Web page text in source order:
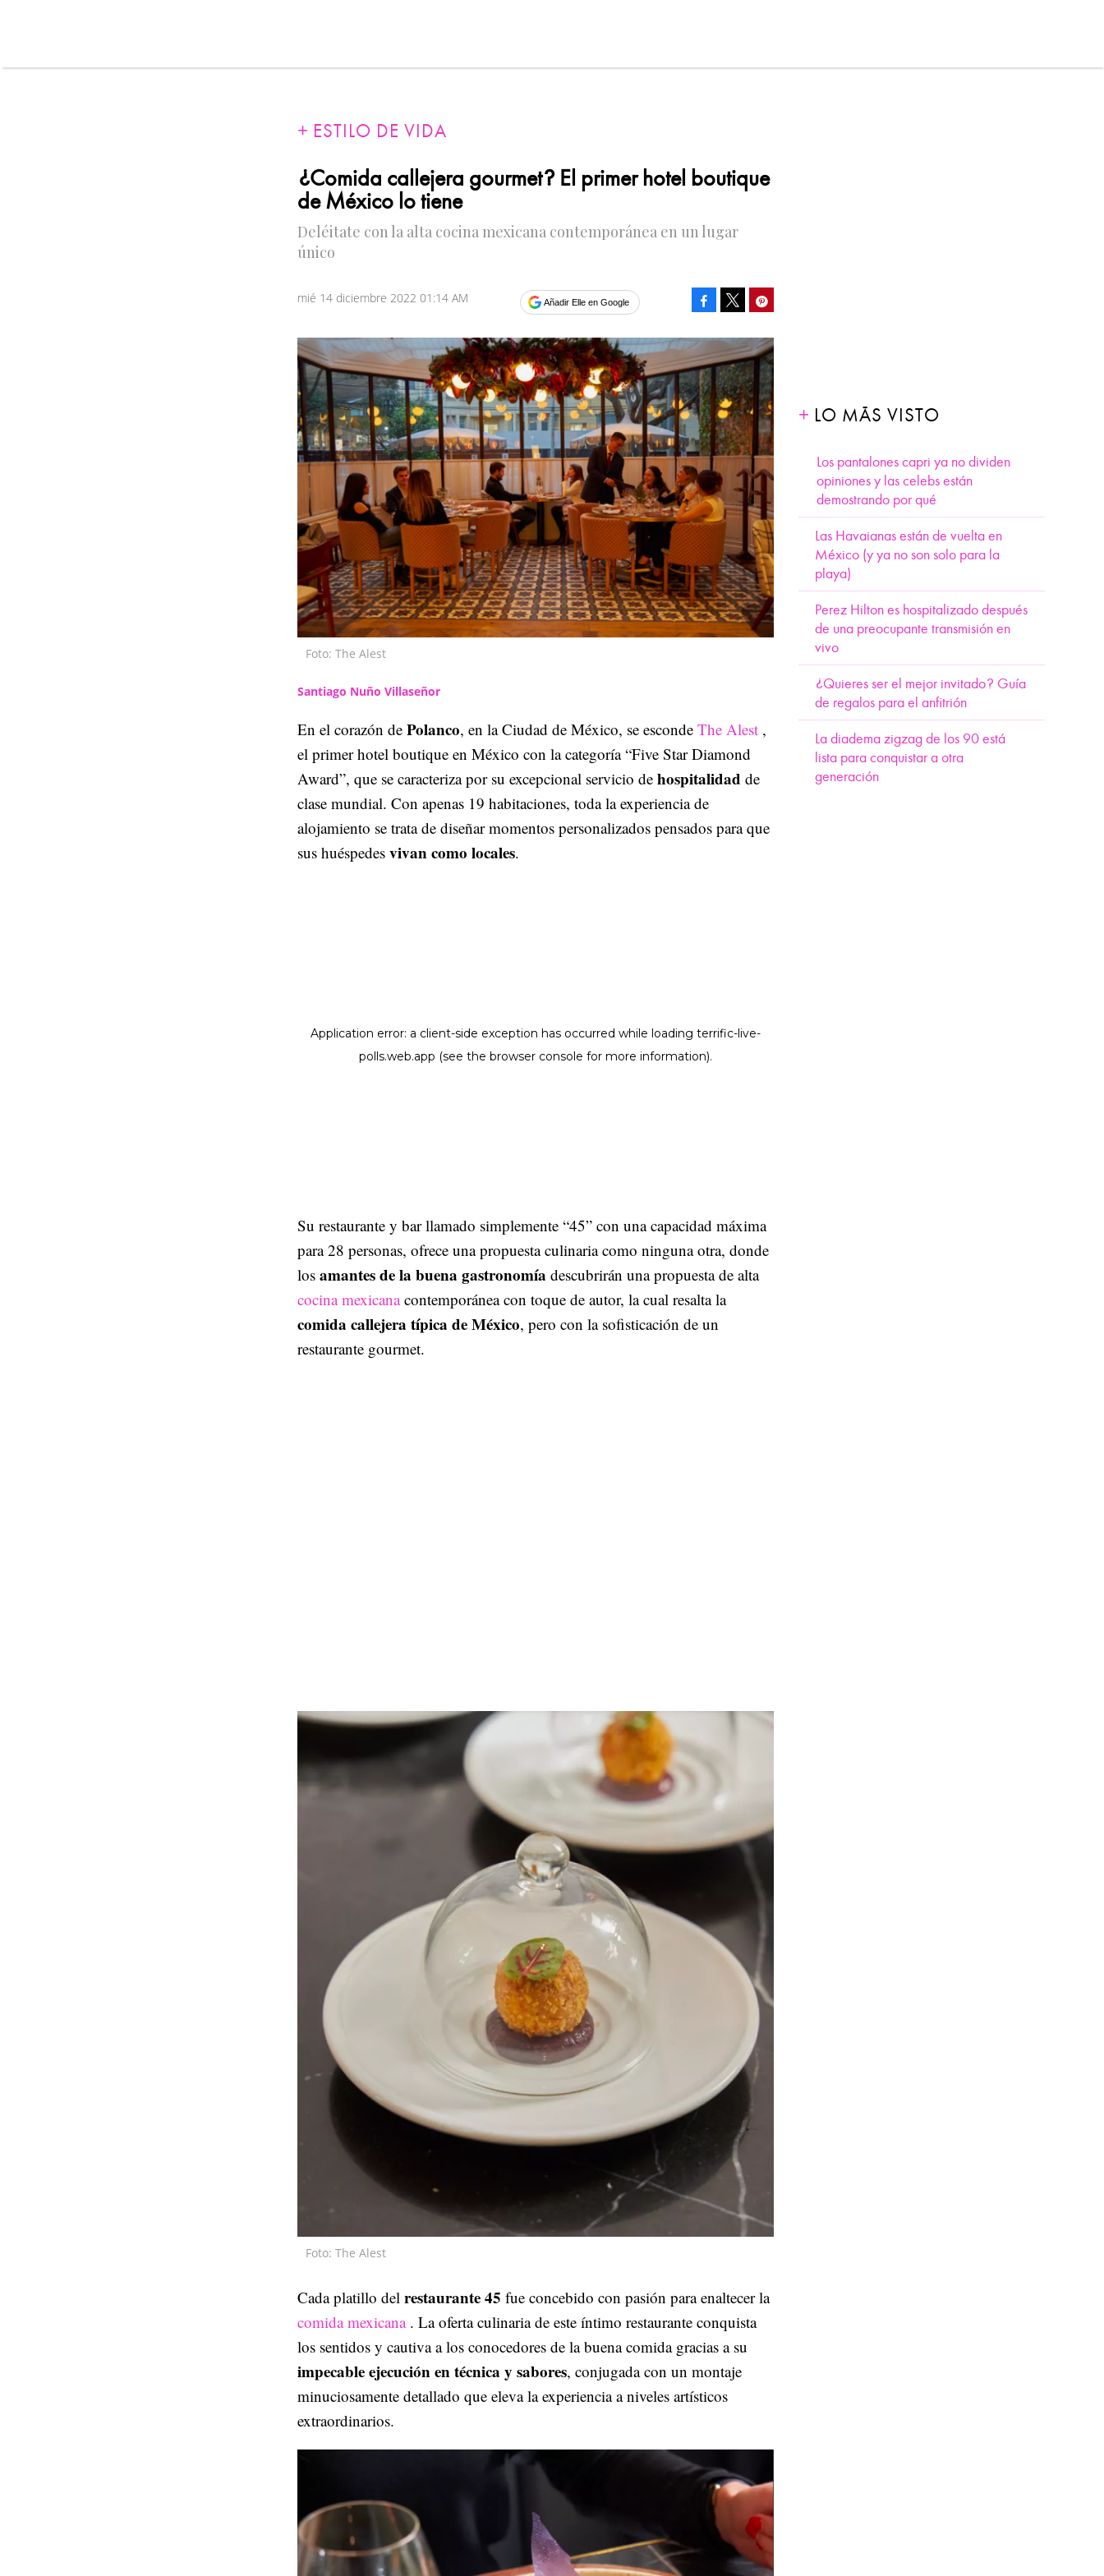
LO MÁS VISTO
Los pantalones capri ya no dividen
opiniones y las celebs están
demostrando por qué
Las Havaianas están de vuelta en
México (y ya no son solo para la
playa)
Perez Hilton es hospitalizado después
de una preocupante transmisión en
vivo
¿Quieres ser el mejor invitado? Guía
de regalos para el anfitrión
La diadema zigzag de los 90 está
lista para conquistar a otra
generación
ESTILO DE VIDA
¿Comida callejera gourmet? El primer hotel boutique
de México lo tiene
Deléitate con la alta cocina mexicana contemporánea en un lugar
único
mié 14 diciembre 2022 01:14 AM Añadir Elle en Google Facebook
Foto: The Alest
Santiago Nuño Villaseñor
En el corazón de Polanco, en la Ciudad de México, se esconde The Alest ,
el primer hotel boutique en México con la categoría “Five Star Diamond
Award”, que se caracteriza por su excepcional servicio de hospitalidad de
clase mundial. Con apenas 19 habitaciones, toda la experiencia de
alojamiento se trata de diseñar momentos personalizados pensados para que
sus huéspedes vivan como locales.
Su restaurante y bar llamado simplemente “45” con una capacidad máxima
para 28 personas, ofrece una propuesta culinaria como ninguna otra, donde
los amantes de la buena gastronomía descubrirán una propuesta de alta
cocina mexicanacontemporánea con toque de autor, la cual resalta la
comida callejera típica de México, pero con la sofisticación de un
restaurante gourmet.
Foto: The Alest
Cada platillo del restaurante 45 fue concebido con pasión para enaltecer la
comida mexicana . La oferta culinaria de este íntimo restaurante conquista
los sentidos y cautiva a los conocedores de la buena comida gracias a su
impecable ejecución en técnica y sabores, conjugada con un montaje
minuciosamente detallado que eleva la experiencia a niveles artísticos
extraordinarios.